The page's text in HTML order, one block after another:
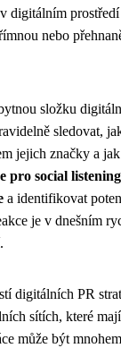
digitálním
nebo
složku
sledovat,
jejich značky a
pro social
a identifikovat
je v dnešním
digitálních PR
sítích, které
může být